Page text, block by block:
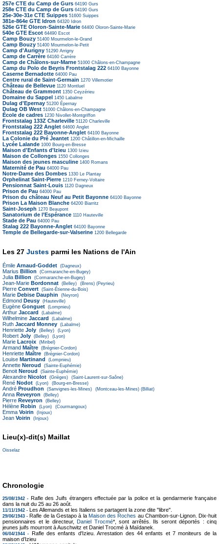
257e CTE du Camp de Gurs 64190 Gurs
258e CTE du Camp de Gurs 64190 Gurs
25e-30e-31e CTE Suippes 51600 Suippes
381e-864e GTE Idron 64320 Idron
526e GTE Oloron-Sainte-Marie 64400 Oloron-Sainte-Marie
540e GTE Escot 64490 Escot
Camp Bouzy 51400 Mourmelon-le-Grand
Camp Bouzy 51400 Mourmelon-le-Petit
Camp d'Aurigny 51290 Arrigny
Camp de Carrère 64160 Carrère
Camp de Châlons-sur-Marne 51000 Châlons-en-Champagne
Camp du Polo de Beyris Frontstalag 222 64100 Bayonne
Caserne Bernadotte 64000 Pau
Centre rural de Saint-Germain 1270 Villemotier
Château de Bellevue 1120 Montluel
Château de Grammont 1350 Ceyzérieu
Domaine du Sappel 1450 Labalme
Dulag d'Epernay 51200 Épernay
Dulag OB West 51000 Châlons-en-Champagne
École de cadres 1230 Nivollet-Montgriffon
Frontstalag 133Z Charleville 51120 Charleville
Frontstalag 222 Anglet 64600 Anglet
Frontstalag 222 Bayonne-Anglet 64100 Bayonne
La Colonie du Pré Jeantet 1200 Châtillon-en-Michaille
Lycée Lalande 1000 Bourg-en-Bresse
Maison d'Enfants d'Izieu 1300 Izieu
Maison de Collonges 1550 Collonges
Maison des jeunes masculine 1400 Romans
Maternité de Pau 64000 Pau
Notre-Dame des Dombes 1330 Le Plantay
Orphelinat Saint-Pierre 1210 Ferney-Voltaire
Pensionnat Saint-Louis 1120 Dagneux
Prison de Pau 64000 Pau
Prison du château Neuf au Petit Bayonne 64100 Bayonne
Prison La Maison Blanche 64200 Biarritz
Saint-Joseph 1270 Beaupont
Sanatorium de l’Espérance 1110 Hauteville
Stade de Pau 64000 Pau
Stalag 222 Bayonne-Anglet 64100 Bayonne
Temple de Bellegarde-sur-Valserine 1200 Bellegarde
Les 27 Justes parmi les Nations de l'Ain
Émile Arnaud-Goddet (Dagneux)
Marius Billion (Cormaranche-en-Bugey)
Julia Billion (Cormaranche-en-Bugey)
Jean-Marie Bordonnat (Belley) (Brens) (Peyrieu)
Pierre Convert (Saint-Étienne-du-Bois)
Marie Debise Dauphin (Neyron)
Edmond Deusy (Hauteville)
Eugène Gonguet (Lompnieu)
Arthur Jaccard (Labalme)
Wilhelmine Jaccard (Labalme)
Ruth Jaccard Monney (Labalme)
Henriette Joly (Belley) (Lyon)
Robert Joly (Belley) (Lyon)
Marie Lacroix (Miribel)
Armand Maître (Brégnier-Cordon)
Henriette Maître (Brégnier-Cordon)
Louise Martinand (Lompnieu)
Annette Neroud (Sainte-Euphémie)
Benoit Neroud (Sainte-Euphémie)
Alexandre Nicolot (Grièges) (Saint-Laurent-sur-Saône)
René Nodot (Lyon) (Bourg-en-Bresse)
André Proudhon (Sanvignes-les-Mines) (Montceau-les-Mines) (Billiat)
Anna Reveyron (Belley)
Pierre Reveyron (Belley)
Hélène Robin (Lyon) (Courmangoux)
Emma Voirin (Injoux)
Jean Voirin (Injoux)
Lieu(x)-dit(s) Maillat
Oisselaz
Chronologie
25/08/1942 -
Rafle des Juifs étrangers effectuée par la police et la gendarmerie française
dans la nuit du 25 au 26 août.
11/11/1942 - Les Allemands et les Italiens se partagent la zone dite "libre".
29/06/1943 - Rafle de la Gestapo à la Maison des Roches au Chambon-sur-Lignon. Dix-huit
pensionnaires et le directeur,
Daniel Trocmé*, sont arrêtés. Ils seront déportés : cinq
jeunes juifs mourront à Auschwitz et Daniel Trocmé à Maïdanek.
06/04/1944 -
Rafle des enfants d'Izieu. Arrestation des 44 enfants et 7 moniteurs de la
maison d’Izieu